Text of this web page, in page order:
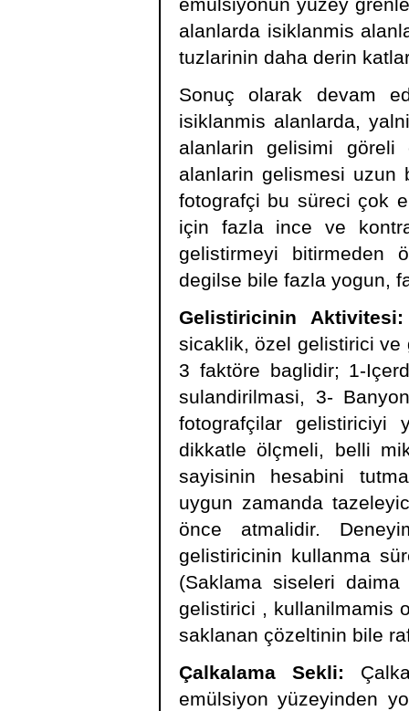
emülsiyonun yüzey
alanlarda isiklanmis
tuzlarinin daha derin
Sonuç olarak devam
isiklanmis alanlarda,
alanlarin gelisimi göreli
alanlarin gelismesi uzun
fotografçi bu süreci çok
için fazla ince ve
gelistirmeyi bitirmeden
degilse bile fazla yogun,
Gelistiricinin Aktivitesi:
sicaklik, özel gelistirici ve
3 faktöre baglidir; 1-
sulandirilmasi, 3-
fotografçilar gelistiriciyi
dikkatle ölçmeli, belli
sayisinin hesabini
uygun zamanda
önce atmalidir.
gelistiricinin kullanma
(Saklama siseleri
gelistirici , kullanilmamis
saklanan çözeltinin bile
Çalkalama Sekli:
emülsiyon yüzeyinden